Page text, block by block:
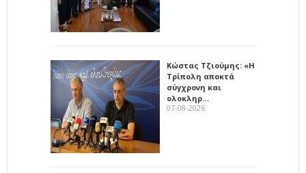
Κώστας Τζιούμης: «Η
Τρίπολη αποκτά
σύγχρονη και
ολοκληρ…
07-08-2026